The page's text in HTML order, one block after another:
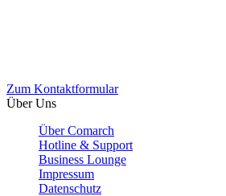
Zum Kontaktformular
Über Uns
Über Comarch
Hotline & Support
Business Lounge
Impressum
Datenschutz